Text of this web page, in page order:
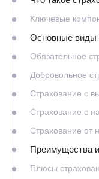
Ключевые
Основные виды
Обязательное
Добровольное
Страхование с
Страхование с
Страхование от
Преимущества
Плюсы